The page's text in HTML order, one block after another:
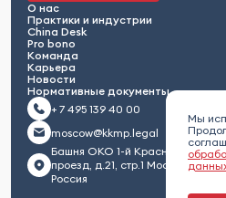
Мы
О нас
Практики и индустрии
China Desk
Pro bono
Команда
Карьера
Новости
Нормативные документы
+ 7 495 139 40 00
moscow@kkmp.legal
Башня ОКО 1-й
проезд, д.21, стр.1 Москва 123112,
Россия